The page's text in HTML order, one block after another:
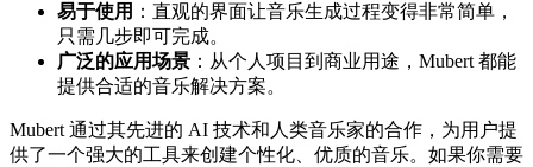
易于使用 ：直观的界面让音乐生成过程变得非常简单，
只需几步即可完成。
广泛的应用场景 ：从个人项目到商业用途，Mubert 都能
提供合适的音乐解决方案。
Mubert 通过其先进的 AI 技术和人类音乐家的合作，为用户提
供了一个强大的工具来创建个性化、优质的音乐。如果你需要